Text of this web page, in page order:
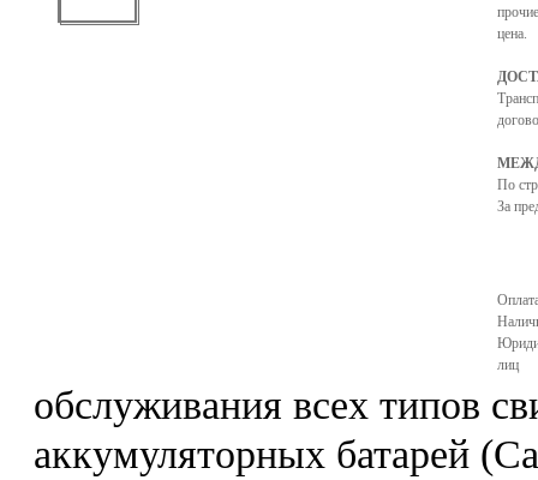
цена.
По
За
лиц
обслуживания всех типов
аккумуляторных батарей